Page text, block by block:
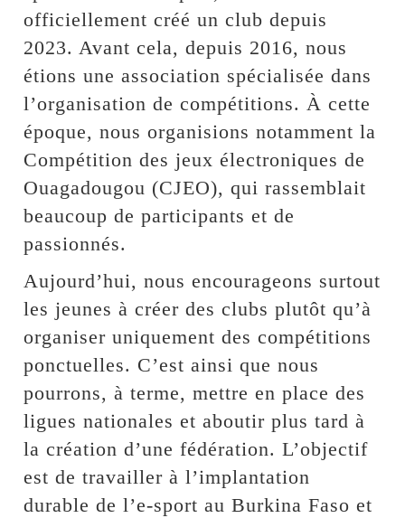
officiellement créé un club depuis
2023. Avant cela, depuis 2016, nous
étions une association spécialisée dans
l’organisation de compétitions. À cette
époque, nous organisions notamment la
Compétition des jeux électroniques de
Ouagadougou (CJEO), qui rassemblait
beaucoup de participants et de
passionnés.
Aujourd’hui, nous encourageons surtout
les jeunes à créer des clubs plutôt qu’à
organiser uniquement des compétitions
ponctuelles. C’est ainsi que nous
pourrons, à terme, mettre en place des
ligues nationales et aboutir plus tard à
la création d’une fédération. L’objectif
est de travailler à l’implantation
durable de l’e-sport au Burkina Faso et